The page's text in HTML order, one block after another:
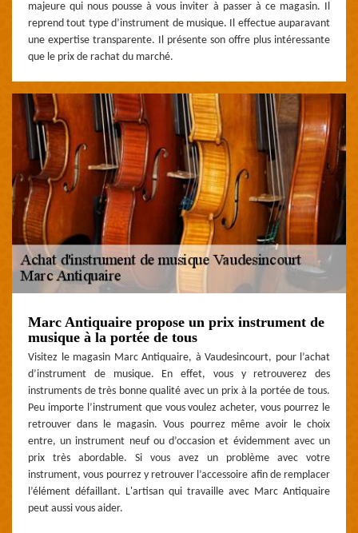
majeure qui nous pousse à vous inviter à passer à ce magasin. Il
reprend tout type d’instrument de musique. Il effectue auparavant
une expertise transparente. Il présente son offre plus intéressante
que le prix de rachat du marché.
Marc Antiquaire propose un prix instrument de
musique à la portée de tous
Visitez le magasin Marc Antiquaire, à Vaudesincourt, pour l’achat
d’instrument de musique. En effet, vous y retrouverez des
instruments de très bonne qualité avec un prix à la portée de tous.
Peu importe l’instrument que vous voulez acheter, vous pourrez le
retrouver dans le magasin. Vous pourrez même avoir le choix
entre, un instrument neuf ou d’occasion et évidemment avec un
prix très abordable. Si vous avez un problème avec votre
instrument, vous pourrez y retrouver l’accessoire afin de remplacer
l’élément défaillant. L'artisan qui travaille avec Marc Antiquaire
peut aussi vous aider.